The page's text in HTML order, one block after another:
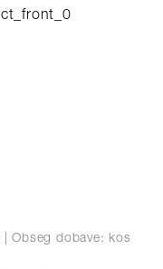
| Obseg dobave: kos